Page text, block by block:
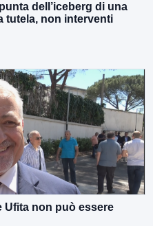
dell’iceberg di una
tutela, non interventi
Ufita non può essere